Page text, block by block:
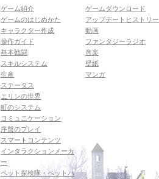
ゲーム紹介
ゲームのはじめかた
キャラクター作成
操作ガイド
基本戦闘
スキルシステム
生産
ステータス
エリンの世界
町のシステム
コミュニケーション
序盤のプレイ
スマートコンテンツ
インタラクションメーカ
ー
ペット探検隊・ペットハ
ゲームダウンロード
アップデートヒストリー
動画
ファンタジーラジオ
音楽
壁紙
マンガ